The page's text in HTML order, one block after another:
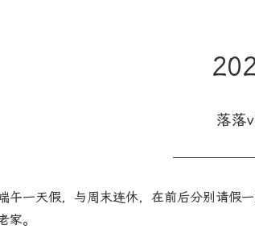
落落
午一天假，与周末连休，在前后分别请假
家。